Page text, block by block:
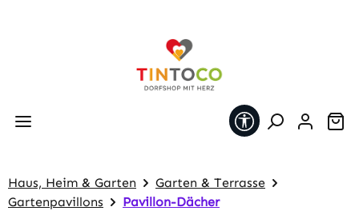
Werkzeugleiste
Haus, Heim & Garten
Garten & Terrasse
Gartenpavillons
Pavillon-Dächer